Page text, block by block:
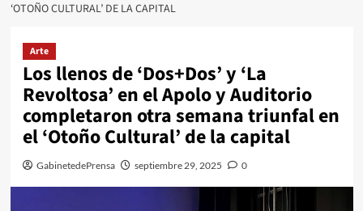
‘OTOÑO CULTURAL’ DE LA CAPITAL
Arte
Los llenos de ‘Dos+Dos’ y ‘La
Revoltosa’ en el Apolo y Auditorio
completaron otra semana triunfal en
el ‘Otoño Cultural’ de la capital
GabinetedePrensa septiembre 29, 2025 0